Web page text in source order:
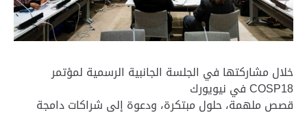
خلال مشاركتها في الجلسة الجانبية الرسمية لمؤتمر
COSP18 في نيويورك
قصص ملهمة، حلول مبتكرة، ودعوة إلى شراكات دامجة